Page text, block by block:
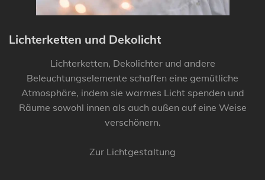
Lichterketten und Dekolicht
Lichterketten, Dekolichter und andere
Beleuchtungselemente schaffen eine gemütliche
Atmosphäre, indem sie warmes Licht spenden und
Räume sowohl innen als auch außen auf eine Weise
verschönern.
Zur Lichtgestaltung